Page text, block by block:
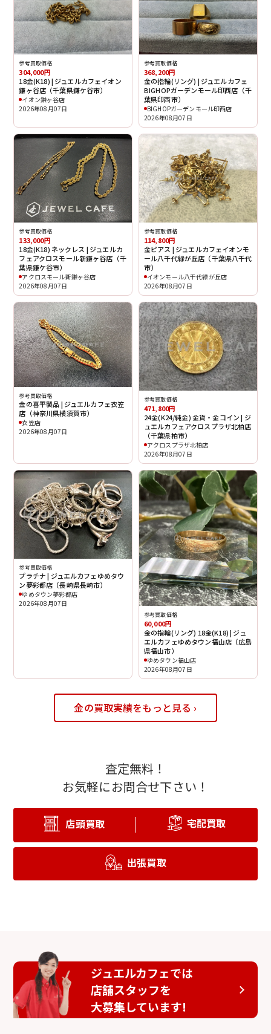
参考買取価格
304,000円
18金(K18) | ジュエルカフェイオン
鎌ヶ谷店（千葉県鎌ケ谷市）
イオン鎌ヶ谷店
2026年08月07日
参考買取価格
368,200円
金の指輪(リング) | ジュエルカフェ
BIGHOPガーデンモール印西店（千
葉県印西市）
BIGHOPガーデンモール印西店
2026年08月07日
参考買取価格
133,000円
18金(K18) ネックレス | ジュエルカ
フェアクロスモール新鎌ヶ谷店（千
葉県鎌ケ谷市）
アクロスモール新鎌ヶ谷店
2026年08月07日
参考買取価格
114,800円
金ピアス | ジュエルカフェイオンモ
ール八千代緑が丘店（千葉県八千代
市）
イオンモール八千代緑が丘店
2026年08月07日
参考買取価格
金の喜平製品 | ジュエルカフェ衣笠
店（神奈川県横須賀市）
衣笠店
2026年08月07日
参考買取価格
471,800円
24金(K24/純金) 金貨・金コイン | ジ
ュエルカフェアクロスプラザ北柏店
（千葉県柏市）
アクロスプラザ北柏店
2026年08月07日
参考買取価格
プラチナ | ジュエルカフェゆめタウ
ン夢彩都店（長崎県長崎市）
ゆめタウン夢彩都店
2026年08月07日
参考買取価格
60,000円
金の指輪(リング) 18金(K18) | ジュ
エルカフェゆめタウン福山店（広島
県福山市）
ゆめタウン福山店
2026年08月07日
金の買取実績をもっと見る ›
査定無料！
お気軽にお問合せ下さい！
店頭買取 宅配買取
出張買取
ジュエルカフェでは
店舗スタッフを
大募集しています!